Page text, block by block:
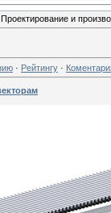
и
· Рейтингу ·